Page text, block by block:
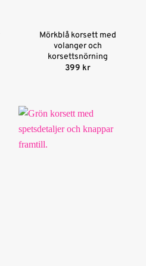
Mörkblå korsett med
volanger och
korsettsnörning
399 kr